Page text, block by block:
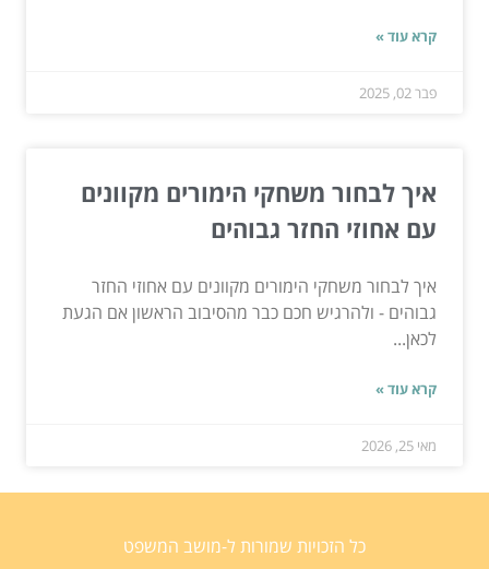
קרא עוד »
פבר 02, 2025
איך לבחור משחקי הימורים מקוונים
עם אחוזי החזר גבוהים
איך לבחור משחקי הימורים מקוונים עם אחוזי החזר
גבוהים - ולהרגיש חכם כבר מהסיבוב הראשון אם הגעת
לכאן...
קרא עוד »
מאי 25, 2026
כל הזכויות שמורות ל-מושב המשפט